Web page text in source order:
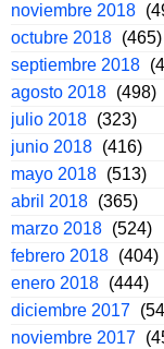
noviembre 2018
octubre 2018 (465)
septiembre 2018
agosto 2018 (498)
julio 2018 (323)
junio 2018 (416)
mayo 2018 (513)
abril 2018 (365)
marzo 2018 (524)
febrero 2018 (404)
enero 2018 (444)
diciembre 2017
noviembre 2017